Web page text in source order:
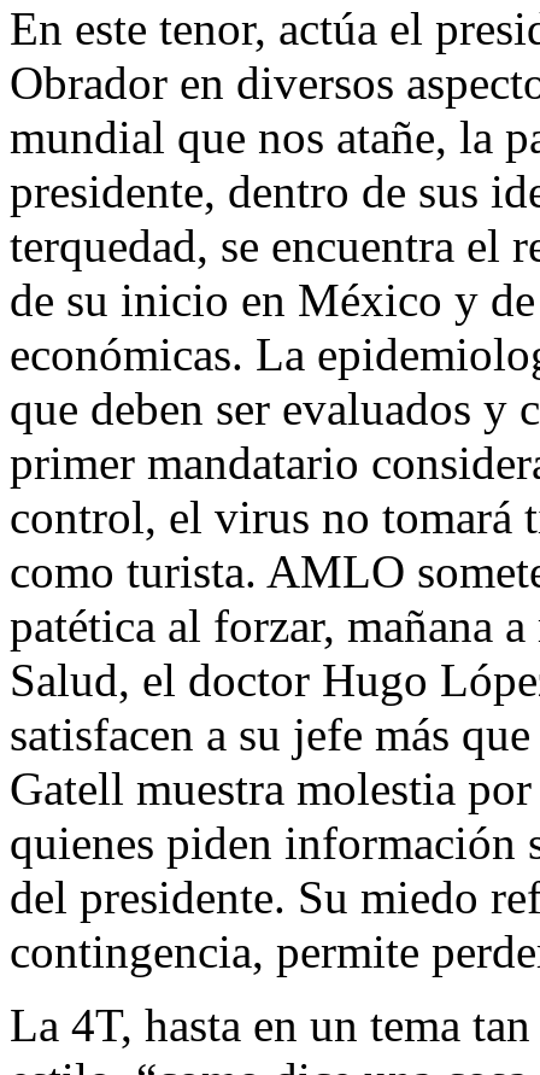
En este tenor, actúa el
Obrador en diversos
mundial que nos atañe, la
presidente, dentro de sus
terquedad, se encuentra el
de su inicio en México y
económicas. La
que deben ser evaluados y
primer mandatario
control, el virus no tomará
como turista. AMLO
patética al forzar, mañana
Salud, el doctor Hugo
satisfacen a su jefe más
Gatell muestra molestia
quienes piden información
del presidente. Su miedo
contingencia, permite
La 4T, hasta en un tema